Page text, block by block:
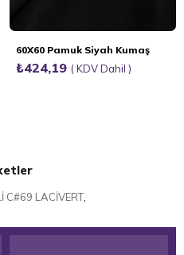
60X60 Pamuk Siyah Kumaş
₺424,19 KDV Dahil
C#69 LACİVERT,